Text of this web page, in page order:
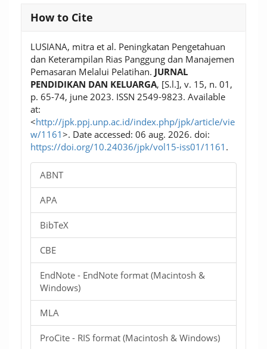
Article
Details
How to Cite
LUSIANA, mitra et al. Peningkatan Pengetahuan
dan Keterampilan Rias Panggung dan Manajemen
Pemasaran Melalui Pelatihan. JURNAL
PENDIDIKAN DAN KELUARGA, [S.l.], v. 15, n. 01,
p. 65-74, june 2023. ISSN 2549-9823. Available
at:
<http://jpk.ppj.unp.ac.id/index.php/jpk/article/vie
w/1161>. Date accessed: 06 aug. 2026. doi:
https://doi.org/10.24036/jpk/vol15-iss01/1161 .
ABNT
APA
BibTeX
CBE
EndNote - EndNote format (Macintosh &
Windows)
MLA
ProCite - RIS format (Macintosh & Windows)